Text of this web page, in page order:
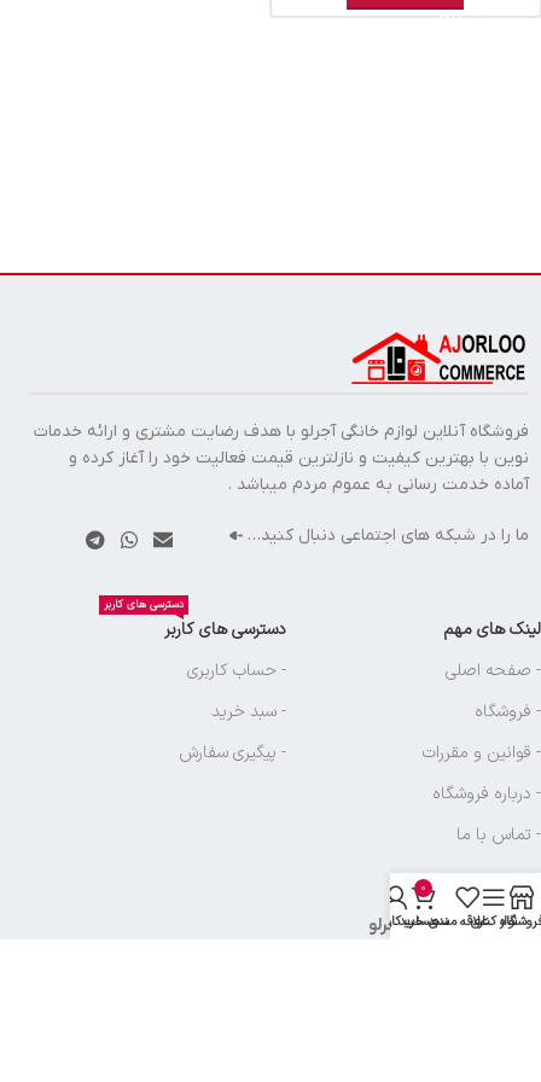
فروشگاه آنلاین لوازم خانگی آجرلو با هدف رضایت مشتری و ارائه خدمات
نوین با بهترین کیفیت و نازلترین قیمت فعالیت خود را آغاز کرده و
آماده خدمت رسانی به عموم مردم میباشد .
ما را در شبکه های اجتماعی دنبال کنید…
لینک های مهم
- صفحه اصلی
- فروشگاه
- قوانین و مقررات
- درباره فروشگاه
- تماس با ما
دسترسی های کاربر
دسترسی های کاربر
- حساب کاربری
- سبد خرید
- پیگیری سفارش
نماد های بازرگانی آجرلو
نوار کناریعلاقه مندی
0
سبد خرید
حساب کاربری من